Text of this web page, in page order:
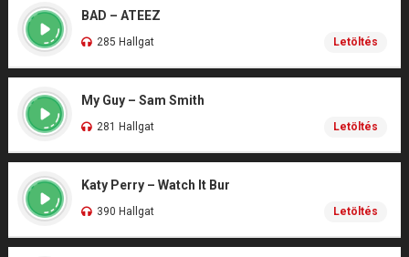
BAD – ATEEZ
285 Hallgat Letöltés
My Guy – Sam Smith
281 Hallgat Letöltés
Katy Perry – Watch It Bur
390 Hallgat Letöltés